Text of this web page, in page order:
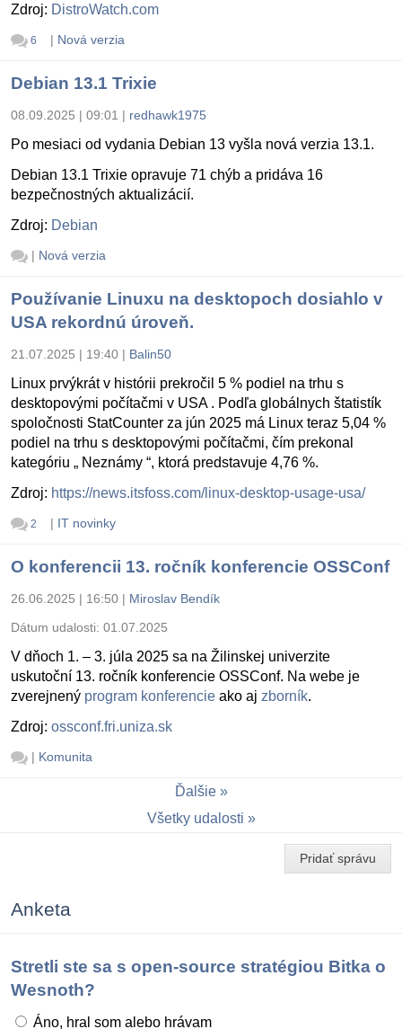
Zdroj: DistroWatch.com
6 | Nová verzia
Debian 13.1 Trixie
08.09.2025 | 09:01 | redhawk1975
Po mesiaci od vydania Debian 13 vyšla nová verzia 13.1.
Debian 13.1 Trixie opravuje 71 chýb a pridáva 16
bezpečnostných aktualizácií.
Zdroj: Debian
| Nová verzia
Používanie Linuxu na desktopoch dosiahlo v
USA rekordnú úroveň.
21.07.2025 | 19:40 | Balin50
Linux prvýkrát v histórii prekročil 5 % podiel na trhu s
desktopovými počítačmi v USA . Podľa globálnych štatistík
spoločnosti StatCounter za jún 2025 má Linux teraz 5,04 %
podiel na trhu s desktopovými počítačmi, čím prekonal
kategóriu „ Neznámy “, ktorá predstavuje 4,76 %.
Zdroj: https://news.itsfoss.com/linux-desktop-usage-usa/
2 | IT novinky
O konferencii 13. ročník konferencie OSSConf
26.06.2025 | 16:50 | Miroslav Bendík
Dátum udalosti: 01.07.2025
V dňoch 1. – 3. júla 2025 sa na Žilinskej univerzite
uskutoční 13. ročník konferencie OSSConf. Na webe je
zverejnený program konferencie ako aj zborník.
Zdroj: ossconf.fri.uniza.sk
| Komunita
Ďalšie
Všetky udalosti
Pridať správu
Anketa
Stretli ste sa s open-source stratégiou Bitka o
Wesnoth?
Áno, hral som alebo hrávam